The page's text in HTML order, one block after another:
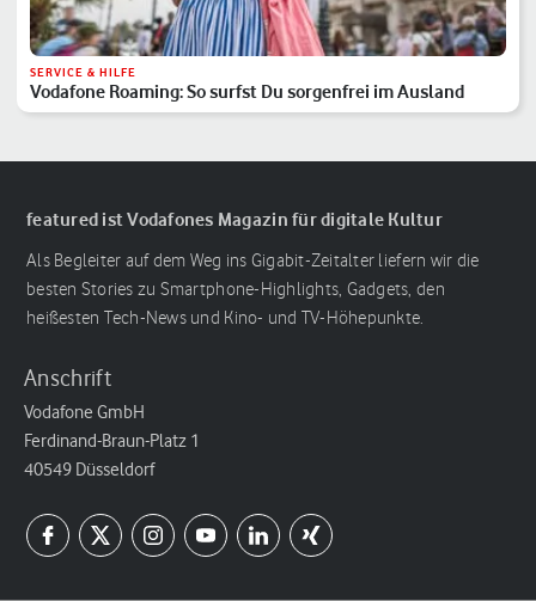
SERVICE & HILFE
Vodafone Roaming: So surfst Du sorgenfrei im Ausland
featured ist Vodafones Magazin für digitale Kultur
Als Begleiter auf dem Weg ins Gigabit-Zeitalter liefern wir die
besten Stories zu Smartphone-Highlights, Gadgets, den
heißesten Tech-News und Kino- und TV-Höhepunkte.
Anschrift
Vodafone GmbH
Ferdinand-Braun-Platz 1
40549 Düsseldorf